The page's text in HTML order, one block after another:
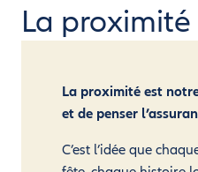
La
La proximité est
et de penser
C’est l’idée que